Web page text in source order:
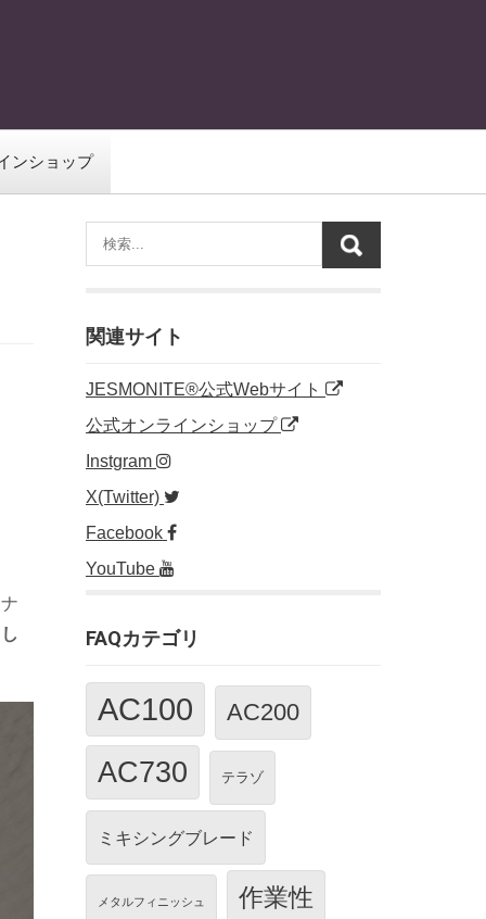
ンショップ
関連サイト
JESMONITE®公式Webサイト
公式オンラインショップ
Instgram
X(Twitter)
Facebook
YouTube
FAQカテゴリ
AC100 AC200
AC730 テラゾ
ミキシングブレード
メタルフィニッシュ 作業性